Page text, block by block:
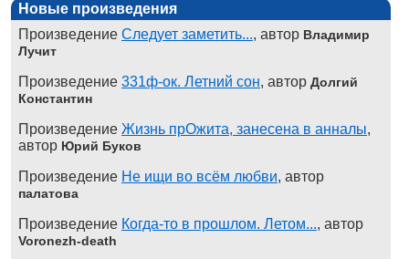
Новые произведения
Произведение Следует заметить..., автор Владимир
Лучит
Произведение 331ф-ок. Летний сон, автор Долгий
Константин
Произведение Жизнь прОжита, занесена в анналы,
автор Юрий Буков
Произведение Не ищи во всём любви, автор
палатова
Произведение Когда-то в прошлом. Летом..., автор
Voronezh-death